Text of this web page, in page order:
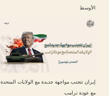
الأوسط
إيران تتجنب مواجهة جديدة مع الولايات المتحدة
مع عودة ترامب